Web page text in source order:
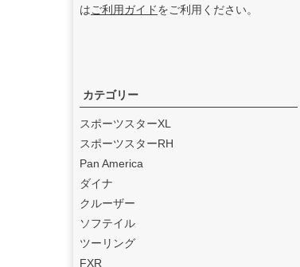
扱いを始めました。
ました。
2024.12
s（ブローパフォーマンスエ
キゾースト）
始めました。
2024.11
By City（バイ シティ）
本総代理店となりました。
はご利用ガイドをご利用ください。
カテゴリー
スポーツスターXL
スポーツスターRH
Pan America
ダイナ
クルーザー
ソフテイル
ツーリング
FXR